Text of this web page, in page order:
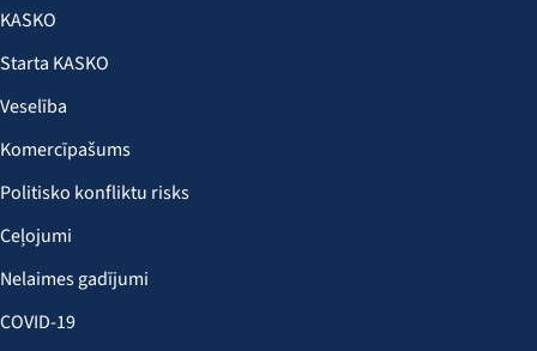
KASKO
Starta KASKO
Veselība
Komercīpašums
Politisko konfliktu risks
Ceļojumi
Nelaimes gadījumi
COVID-19